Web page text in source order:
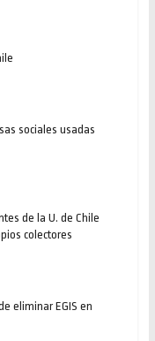
sociales usadas
de la U. de Chile
colectores
eliminar EGIS en